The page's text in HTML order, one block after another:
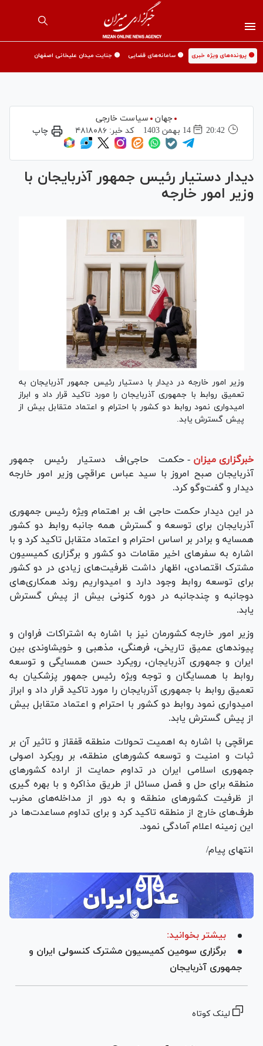
🟡 پرونده‌های ویژه خبری 🟡 سامانه‌های قضایی 🟡 جنایت میدان علیخانی اصفهان
جهان
سیاست خارجی
20:42
14 بهمن 1403 کد خبر: ۴۸۱۸۰۸۶ چاپ
دیدار دستیار رئیس جمهور آذربایجان با
وزیر امور خارجه
وزیر امور خارجه در دیدار با دستیار رئیس جمهور آذربایجان به
تعمیق روابط با جمهوری آذربایجان را مورد تاکید قرار داد و ابراز
امیدواری نمود روابط دو کشور با احترام و اعتماد متقابل بیش از
پیش گسترش یابد.
خبرگزاری میزان - حکمت حاجی‌اف دستیار رئیس جمهور
آذربایجان صبح امروز با سید عباس عراقچی وزیر امور خارجه
دیدار و گفت‌و‌گو کرد.
در این دیدار حکمت حاجی اف بر اهتمام ویژه رئیس جمهوری
آذربایجان برای توسعه و گسترش همه جانبه روابط دو کشور
همسایه و برادر بر اساس احترام و اعتماد متقابل تاکید کرد و با
اشاره به سفر‌های اخیر مقامات دو کشور و برگزاری کمیسیون
مشترک اقتصادی، اظهار داشت ظرفیت‌های زیادی در دو کشور
برای توسعه روابط وجود دارد و امیدواریم روند همکاری‌های
دوجانبه و چندجانبه در دوره کنونی بیش از پیش گسترش
یابد.
وزیر امور خارجه کشورمان نیز با اشاره به اشتراکات فراوان و
پیوند‌های عمیق تاریخی، فرهنگی، مذهبی و خویشاوندی بین
ایران و جمهوری آذربایجان، رویکرد حسن همسایگی و توسعه
روابط با همسایگان و توجه ویژه رئیس جمهور پزشکیان به
تعمیق روابط با جمهوری آذربایجان را مورد تاکید قرار داد و ابراز
امیدواری نمود روابط دو کشور با احترام و اعتماد متقابل بیش
از پیش گسترش یابد.
عراقچی با اشاره به اهمیت تحولات منطقه قفقاز و تاثیر آن بر
ثبات و امنیت و توسعه کشور‌های منطقه، بر رویکرد اصولی
جمهوری اسلامی ایران در تداوم حمایت از اراده کشور‌های
منطقه برای حل و فصل مسائل از طریق مذاکره و با بهره گیری
از ظرفیت کشور‌های منطقه و به دور از مداخله‌های مخرب
طرف‌های خارج از منطقه تاکید کرد و برای تداوم مساعدت‌ها در
این زمینه اعلام آمادگی نمود.
انتهای پیام/
بیشتر بخوانید:
برگزاری سومین کمیسیون مشترک کنسولی ایران و
جمهوری آذربایجان
لینک کوتاه